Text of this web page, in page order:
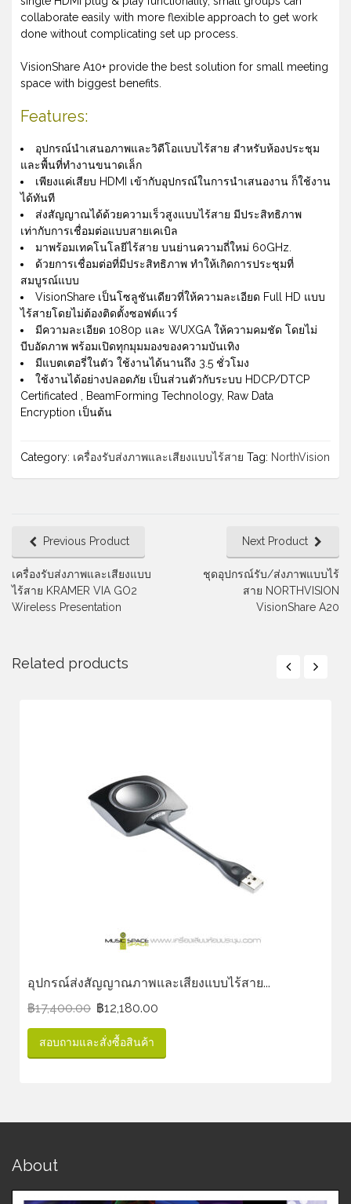
collaborate easily with more flexible approach to get work
done without complicating set up process.
VisionShare A10+ provide the best solution for small meeting
space with biggest benefits.
Features:
อุปกรณ์นำเสนอภาพและวิดีโอแบบไร้สาย สำหรับห้องประชุม
และพื้นที่ทำงานขนาดเล็ก
เพียงแค่เสียบ HDMI เข้ากับอุปกรณ์ในการนำเสนองาน ก็ใช้งาน
ได้ทันที
ส่งสัญญาณได้ด้วยความเร็วสูงแบบไร้สาย มีประสิทธิภาพ
เท่ากับการเชื่อมต่อแบบสายเคเบิล
มาพร้อมเทคโนโลยีไร้สาย บนย่านความถี่ใหม่ 60GHz.
ด้วยการเชื่อมต่อที่มีประสิทธิภาพ ทำให้เกิดการประชุมที่
สมบูรณ์แบบ
VisionShare เป็นโซลูชันเดียวที่ให้ความละเอียด Full HD แบบ
ไร้สายโดยไม่ต้องติดตั้งซอฟต์แวร์
มีความละเอียด 1080p และ WUXGA ให้ความคมชัด โดยไม่
บีบอัดภาพ พร้อมเปิดทุกมุมมองของความบันเทิง
มีแบตเตอรี่ในตัว ใช้งานได้นานถึง 3.5 ชั่วโมง
ใช้งานได้อย่างปลอดภัย เป็นส่วนตัวกับระบบ HDCP/DTCP
Certificated , BeamForming Technology, Raw Data
Encryption เป็นต้น
Category: เครื่องรับส่งภาพและเสียงแบบไร้สาย Tag: NorthVision
Previous Product
เครื่องรับส่งภาพและเสียงแบบ
ไร้สาย KRAMER VIA GO2
Wireless Presentation
Next Product
ชุดอุปกรณ์รับ/ส่งภาพแบบไร้
สาย NORTHVISION
VisionShare A20
Related products
อุปกรณ์ส่งสัญญาณภาพและเสียงแบบไร้สาย...
฿17,400.00 ฿12,180.00
สอบถามและสั่งซื้อสินค้า
About